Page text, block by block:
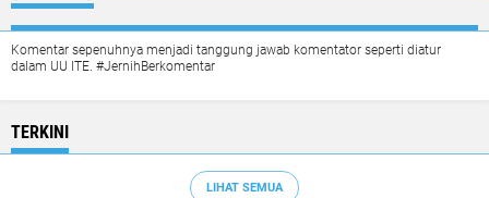
Komentar sepenuhnya menjadi tanggung jawab komentator seperti diatur
dalam UU ITE. #JernihBerkomentar
TERKINI
LIHAT SEMUA